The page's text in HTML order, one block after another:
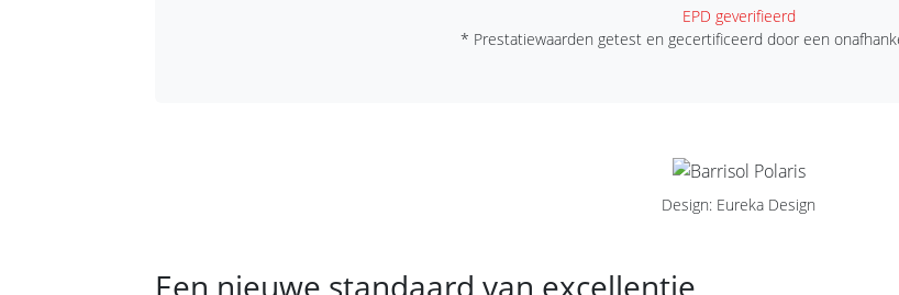
EPD geverifieerd
* Prestatiewaarden getest en gecertificeerd door een
Design: Eureka Design
Een nieuwe standaard van excellentie